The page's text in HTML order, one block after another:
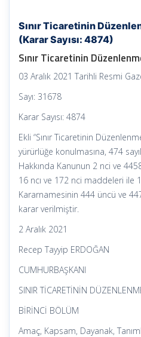
Sınır Ticaretinin
(Karar Sayısı: 4874)
Sınır Ticaretinin
03 Aralık 2021 Tarihli Resmi
Sayı: 31678
Karar Sayısı: 4874
Ekli “Sınır Ticaretinin
yürürlüğe konulmasına, 474
Hakkında Kanunun 2 nci ve
16 ncı ve 172 nci maddeleri ile 1
Kararnamesinin 444 üncü ve
karar verilmiştir.
2 Aralık 2021
Recep Tayyip ERDOĞAN
CUMHURBAŞKANI
SINIR TİCARETİNİN
BİRİNCİ BÖLÜM
Amaç, Kapsam, Dayanak,